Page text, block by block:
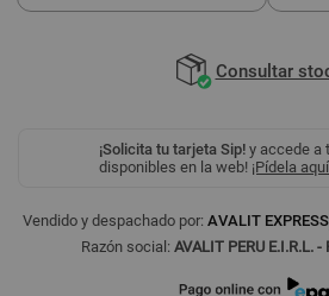
Consultar
¡Solicita tu tarjeta Sip! y accede a
disponibles en la web! ¡Pídela
Vendido y despachado por: AVALIT EXPRESS
Razón social: AVALIT PERU E.I.R.L.